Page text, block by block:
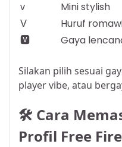
ᴠ
Mini stylish
Ⅴ
Huruf
🆅
Gaya
Silakan pilih sesuai
player vibe, atau
🛠 Cara
Profil Free Fire